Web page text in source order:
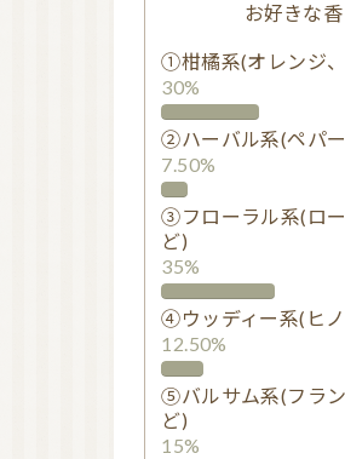
お好きな
①柑橘系(オレンジ
30%
②ハーバル系(ペパ
7.50%
③フローラル系(ローズ、ネロリな
ど)
35%
④ウッディー系(ヒ
12.50%
⑤バルサム系(フランキンセンスな
ど)
15%